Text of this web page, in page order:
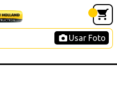
Usar Foto